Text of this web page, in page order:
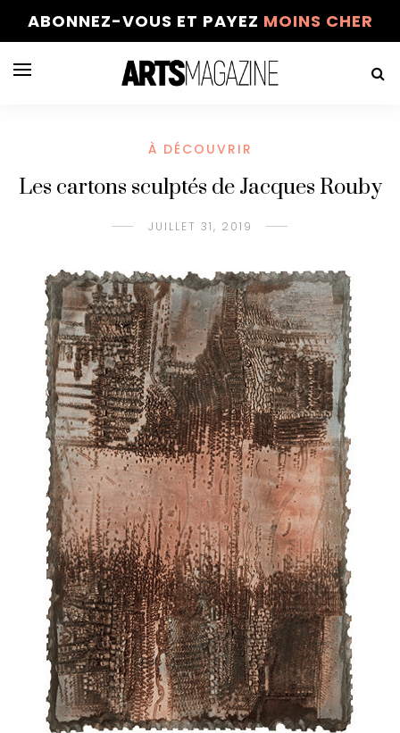
ABONNEZ-VOUS ET PAYEZ MOINS CHER
À DÉCOUVRIR
Les cartons sculptés de Jacques Rouby
JUILLET 31, 2019